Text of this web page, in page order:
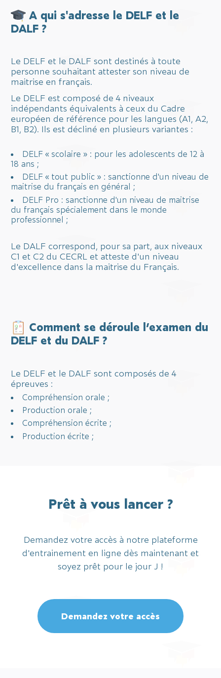
A qui s'adresse le DELF et le
DALF ?
Le DELF et le DALF sont destinés à toute
personne souhaitant attester son niveau de
maitrise en français.
Le DELF est composé de 4 niveaux
indépendants équivalents à ceux du Cadre
européen de référence pour les langues (A1, A2,
B1, B2). Ils est décliné en plusieurs variantes :
DELF « scolaire » : pour les adolescents de 12 à
18 ans ;
DELF « tout public » : sanctionne d'un niveau de
maitrise du français en général ;
DELF Pro : sanctionne d'un niveau de maitrise
du français spécialement dans le monde
professionnel ;
Le DALF correspond, pour sa part, aux niveaux
C1 et C2 du CECRL et atteste d'un niveau
d'excellence dans la maitrise du Français.
Comment se déroule l’examen du
DELF et du DALF ?
Le DELF et le DALF sont composés de 4
épreuves :
Compréhension orale ;
Production orale ;
Compréhension écrite ;
Production écrite ;
Prêt à vous lancer ?
Demandez votre accès à notre plateforme
d'entrainement en ligne dès maintenant et
soyez prêt pour le jour J !
Demandez votre accès